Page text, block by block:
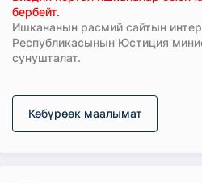
бербейт.
Ишкананын расмий сайтын
Республикасынын Юстиция
сунушталат.
Көбүрөөк маалымат